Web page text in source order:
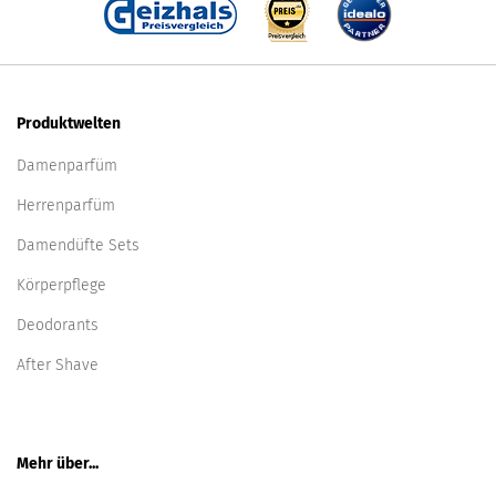
Produktwelten
Damenparfüm
Herrenparfüm
Damendüfte Sets
Körperpflege
Deodorants
After Shave
Mehr über...